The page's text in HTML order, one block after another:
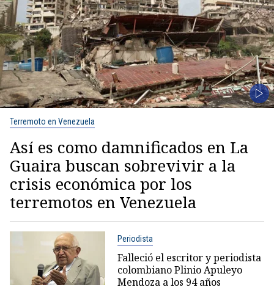
Terremoto en Venezuela
Así es como damnificados en La
Guaira buscan sobrevivir a la
crisis económica por los
terremotos en Venezuela
Periodista
Falleció el escritor y periodista
colombiano Plinio Apuleyo
Mendoza a los 94 años